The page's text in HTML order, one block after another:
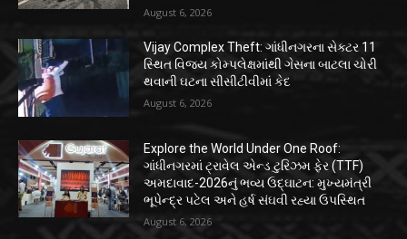
August 6, 2026
Vijay Complex Theft: ગાંધીનગરના સેક્ટર 11
સ્થિત વિજય કોમ્પલેક્ષમાંથી ગેસના બાટલા ચોરી
થવાની ઘટના સીસીટીવીમાં કેદ
August 6, 2026
Explore the World Under One Roof:
ગાંધીનગરમાં ટ્રાવેલ એન્ડ ટુરિઝમ ફેર (TTF)
અમદાવાદ-2026નું ભવ્ય ઉદ્ઘાટન: મુખ્યમંત્રી
ભૂપેન્દ્ર પટેલ અને હર્ષ સંઘવી રહ્યા ઉપસ્થિત
August 6, 2026